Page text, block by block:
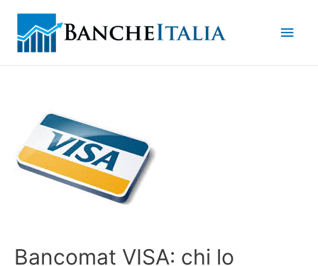
Bancomat VISA: chi lo